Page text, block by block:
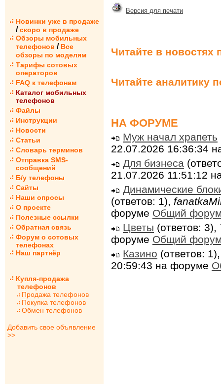
Новинки уже в продаже
/ скоро в продаже
Обзоры мобильных
телефонов / Все
обзоры по моделям
Тарифы сотовых
операторов
FAQ к телефонам
Каталог мобильных
телефонов
Файлы
Инструкции
Новости
Статьи
Словарь терминов
Отправка SMS-
сообщений
Б/у телефоны
Сайты
Наши опросы
О проекте
Полезные ссылки
Обратная связь
Форум о сотовых
телефонах
Наш партнёр
Купля-продажа
телефонов
Продажа телефонов
Покупка телефонов
Обмен телефонов
Добавить свое объявление
>>
Версия для печати
Читайте в новостях
Читайте аналитику
НА ФОРУМЕ
Муж начал храпеть
22.07.2026 16:36:34
Для бизнеса
21.07.2026 11:51:12
Динамические
(ответов: 1),
форуме Общий
Цветы (ответов: 3),
форуме Общий
Казино (ответов:
20:59:43 на форуме